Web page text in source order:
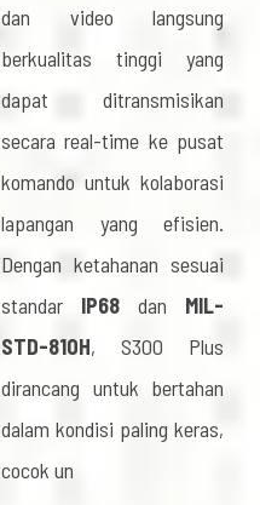
dan video langsung
berkualitas tinggi yang
dapat ditransmisikan
secara real-time ke pusat
komando untuk kolaborasi
lapangan yang efisien.
Dengan ketahanan sesuai
standar IP68 dan MIL-
STD-810H, S300 Plus
dirancang untuk bertahan
dalam kondisi paling keras,
cocok un